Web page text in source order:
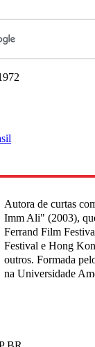
Autora de curtas
Imm Ali" (2003),
Ferrand Film
Festival e Hong
outros. Formada
na Universidade